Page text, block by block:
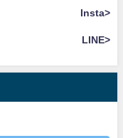
Insta>
LINE>